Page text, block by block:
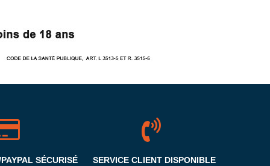
SÉCURISÉ
SERVICE CLIENT DISPONIBLE